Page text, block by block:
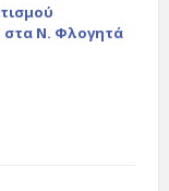
στα Ν. Φλογητά